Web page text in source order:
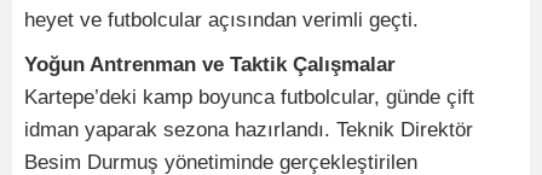
heyet ve futbolcular açısından verimli geçti.
Yoğun Antrenman ve Taktik Çalışmalar
Kartepe’deki kamp boyunca futbolcular, günde çift
idman yaparak sezona hazırlandı. Teknik Direktör
Besim Durmuş yönetiminde gerçekleştirilen